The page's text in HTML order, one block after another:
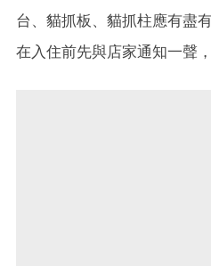
台、貓抓板、貓抓柱應有盡
在入住前先與店家通知一聲